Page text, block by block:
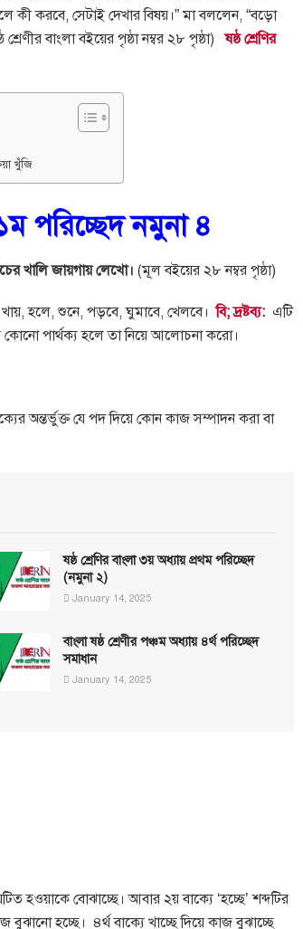
করবে, সেটাই দেখার বিষয়।” মা বললেন, “বড়ো
বাংলা বইয়ের পৃষ্ঠা নম্বর ২৮ পৃষ্ঠা)ষষ্ঠ শ্রেণির
খুঁজি
পরিচ্ছেদ নমুনা ৪
খালি জায়গায় লেখো। (মূল বইয়ের ২৮ নম্বর পৃষ্ঠা)
হলে, শুনে, পড়বে, ঘুমাবে, খেলবে।বি; দ্রষ্টব্য: এটি
কোনো পার্থক্য হলে তা নিয়ে আলোচনা করো।
অন্তর্ভুক্ত যে পদ দিয়ে কোন কাজ সম্পাদন করা বা
ষষ্ঠ শ্রেণির বাংলা ৩য় অধ্যায় প্রথম পরিচ্ছেদ
(নমুনা ২)
January 14, 2025
বাংলা ষষ্ঠ শ্রেণীর পঞ্চম অধ্যায় ৪র্থ পরিচ্ছেদ
সমাধান
January 14, 2025
হওয়াকে বোঝাচ্ছে। আবার ২য় বাক্যে ‘হচ্ছে’ শব্দটির
বুঝানো হচ্ছে। ৪র্থ বাক্যে খাচ্ছে দিয়ে কাজ বুঝাচ্ছে